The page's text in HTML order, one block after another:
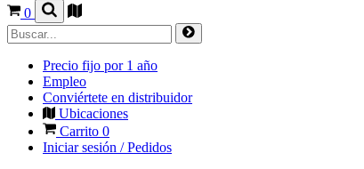
0
Precio fijo por 1 año
Empleo
Conviértete en distribuidor
Ubicaciones
Carrito 0
Iniciar sesión / Pedidos